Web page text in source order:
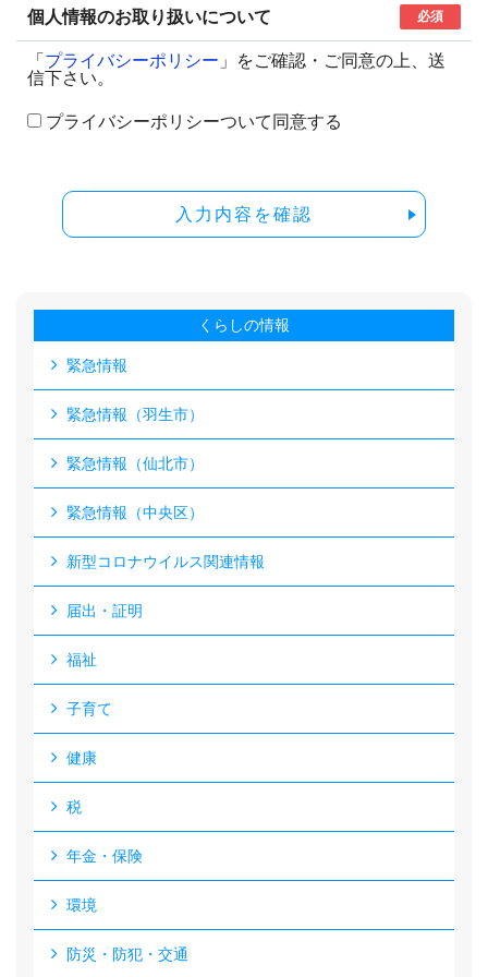
個人情報のお取り扱いについて 必須
「 プライバシーポリシー 」をご確認・ご同意の上、送
信下さい。
プライバシーポリシーついて同意する
入力内容を確認
くらしの情報
緊急情報
緊急情報（羽生市）
緊急情報（仙北市）
緊急情報（中央区）
新型コロナウイルス関連情報
届出・証明
福祉
子育て
健康
税
年金・保険
環境
防災・防犯・交通